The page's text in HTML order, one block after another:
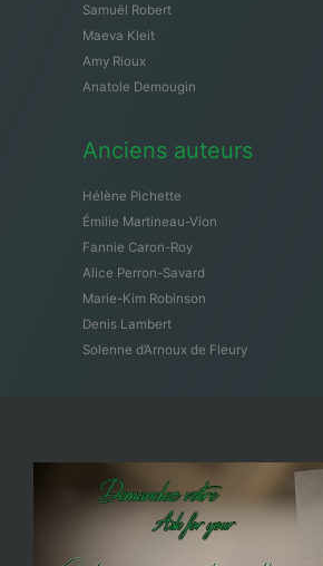
Samuël Robert
Maeva Kleit
Amy Rioux
Anatole Demougin
Anciens auteurs
Hélène Pichette
Émilie Martineau-Vion
Fannie Caron-Roy
Alice Perron-Savard
Marie-Kim Robinson
Denis Lambert
Solenne d’Arnoux de Fleury